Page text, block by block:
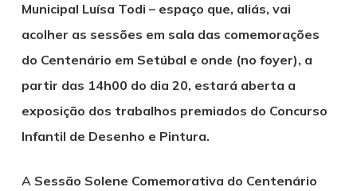
Municipal Luísa Todi – espaço que, aliás, vai
acolher as sessões em sala das comemorações
do Centenário em Setúbal e onde (no foyer), a
partir das 14h00 do dia 20, estará aberta a
exposição dos trabalhos premiados do Concurso
Infantil de Desenho e Pintura.
A Sessão Solene Comemorativa do Centenário